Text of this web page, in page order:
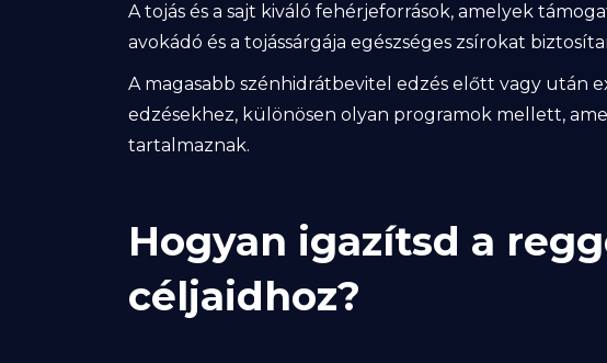
A tojás és a sajt kiváló fehérjeforrások, amelyek
avokádó és a tojássárgája egészséges zsírokat
A magasabb szénhidrátbevitel edzés előtt vagy után
edzésekhez, különösen olyan programok mellett,
tartalmaznak.
Hogyan igazítsd a
céljaidhoz?